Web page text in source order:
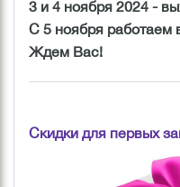
3 и 4 ноября 2024 -
С 5 ноября
Ждем Вас!
Скидки для первых